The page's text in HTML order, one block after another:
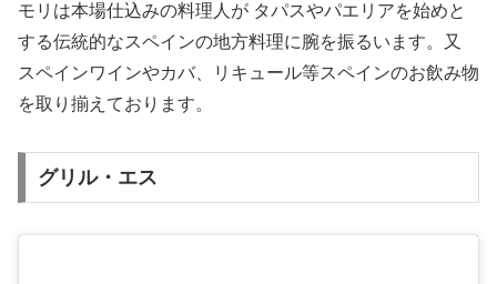
モリは本場仕込みの料理人が タパスやパエリアを始めと
する伝統的なスペインの地方料理に腕を振るいます。又
スペインワインやカバ、リキュール等スペインのお飲み物
を取り揃えております。
グリル・エス